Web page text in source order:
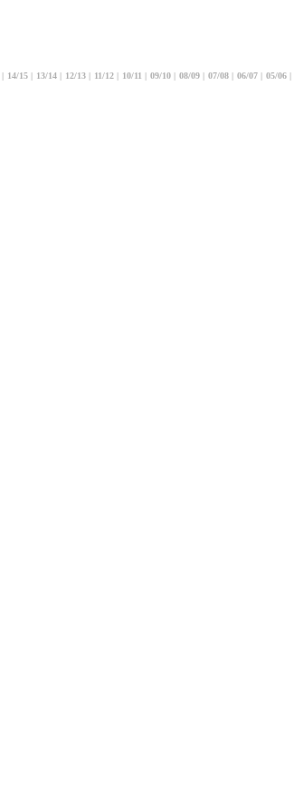
| 14/15 | 13/14 | 12/13 | 11/12 | 10/11 | 09/10 | 08/09 | 07/08 | 06/07 | 05/06 |